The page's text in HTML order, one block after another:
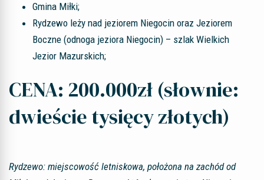
Gmina Miłki;
Rydzewo leży nad jeziorem Niegocin oraz Jeziorem
Boczne (odnoga jeziora Niegocin) – szlak Wielkich
Jezior Mazurskich;
CENA: 200.000zł (słownie:
dwieście tysięcy złotych)
Rydzewo: miejscowość letniskowa, położona na zachód od